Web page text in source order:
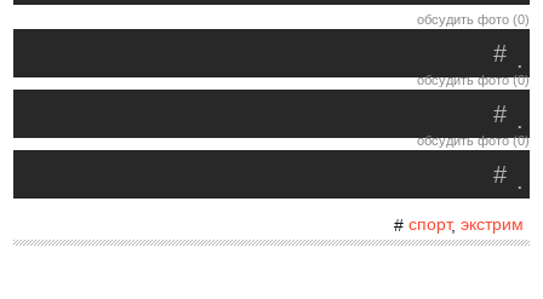
обсудить фото (0)
.
#
обсудить фото (0)
.
#
обсудить фото (0)
.
#
# спорт, экстрим